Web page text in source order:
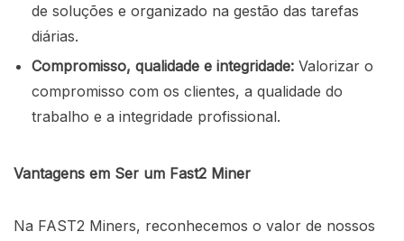
de soluções e organizado na gestão das tarefas
diárias.
Compromisso, qualidade e integridade: Valorizar o
compromisso com os clientes, a qualidade do
trabalho e a integridade profissional.
Vantagens em Ser um Fast2 Miner
Na FAST2 Miners, reconhecemos o valor de nossos